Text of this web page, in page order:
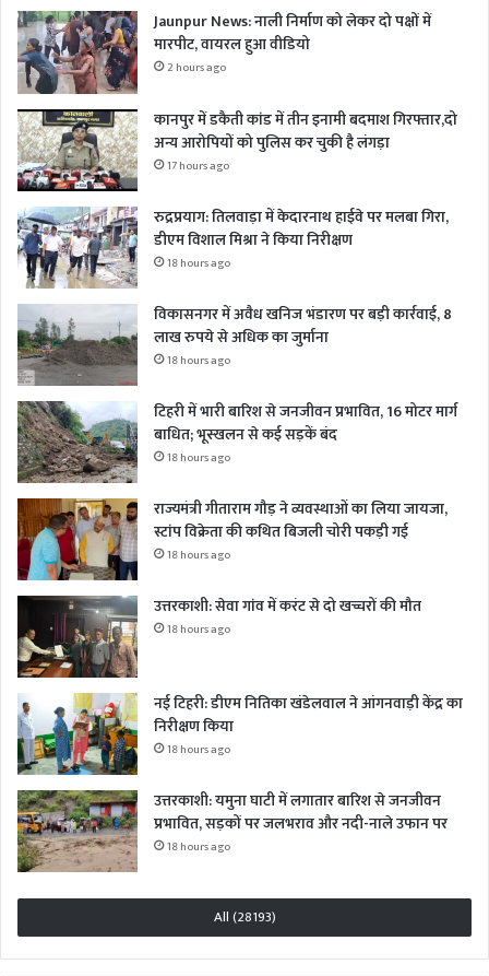
Jaunpur News: नाली निर्माण को लेकर दो पक्षों में
मारपीट, वायरल हुआ वीडियो
2 hours ago
कानपुर में डकैती कांड में तीन इनामी बदमाश गिरफ्तार,दो
अन्य आरोपियों को पुलिस कर चुकी है लंगड़ा
17 hours ago
रुद्रप्रयाग: तिलवाड़ा में केदारनाथ हाईवे पर मलबा गिरा,
डीएम विशाल मिश्रा ने किया निरीक्षण
18 hours ago
विकासनगर में अवैध खनिज भंडारण पर बड़ी कार्रवाई, 8
लाख रुपये से अधिक का जुर्माना
18 hours ago
टिहरी में भारी बारिश से जनजीवन प्रभावित, 16 मोटर मार्ग
बाधित; भूस्खलन से कई सड़कें बंद
18 hours ago
राज्यमंत्री गीताराम गौड़ ने व्यवस्थाओं का लिया जायजा,
स्टांप विक्रेता की कथित बिजली चोरी पकड़ी गई
18 hours ago
उत्तरकाशी: सेवा गांव में करंट से दो खच्चरों की मौत
18 hours ago
नई टिहरी: डीएम नितिका खंडेलवाल ने आंगनवाड़ी केंद्र का
निरीक्षण किया
18 hours ago
उत्तरकाशी: यमुना घाटी में लगातार बारिश से जनजीवन
प्रभावित, सड़कों पर जलभराव और नदी-नाले उफान पर
18 hours ago
All (28193)